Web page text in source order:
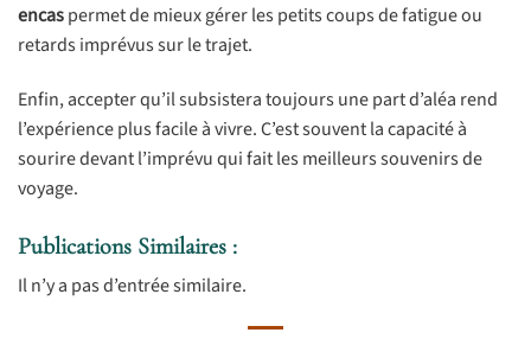
encaspermet de mieux gérer les petits coups de fatigue ou
retards imprévus sur le trajet.
Enfin, accepter qu’il subsistera toujours une part d’aléa rend
l’expérience plus facile à vivre. C’est souvent la capacité à
sourire devant l’imprévu qui fait les meilleurs souvenirs de
voyage.
Publications Similaires :
Il n’y a pas d’entrée similaire.